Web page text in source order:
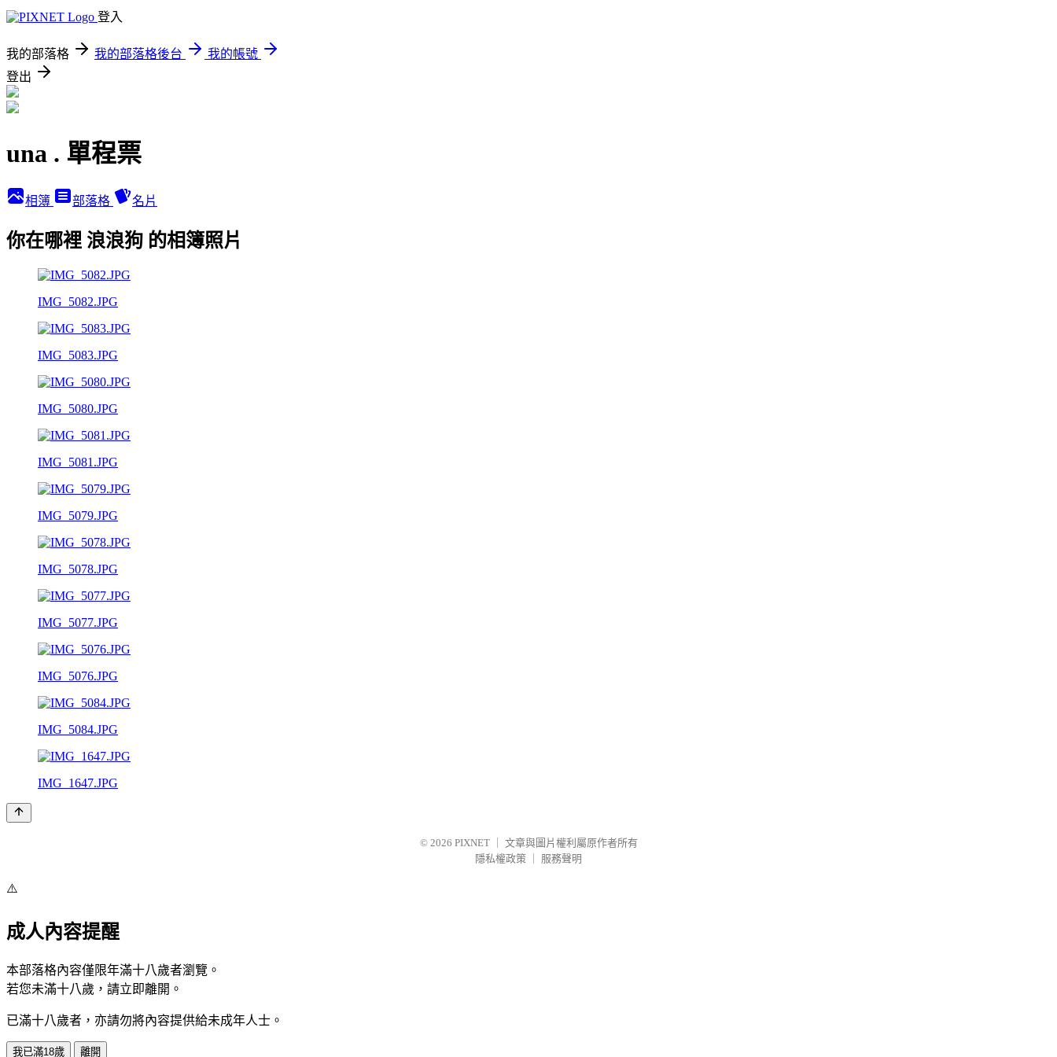
登入
我的部落格 我的部落格後台
我的帳號
登出
una . 單程票
相簿 部落格 名片
你在哪裡 浪浪狗 的相簿照片
IMG_5082.JPG
IMG_5083.JPG
IMG_5080.JPG
IMG_5081.JPG
IMG_5079.JPG
IMG_5078.JPG
IMG_5077.JPG
IMG_5076.JPG
IMG_5084.JPG
IMG_1647.JPG
© 2026 PIXNET
文章與圖片權利屬原作者所有
隱私權政策
服務聲明
⚠️
成人內容提醒
本部落格內容僅限年滿十八歲者瀏覽。
若您未滿十八歲，請立即離開。
已滿十八歲者，亦請勿將內容提供給未成年人士。
我已滿18歲 離開